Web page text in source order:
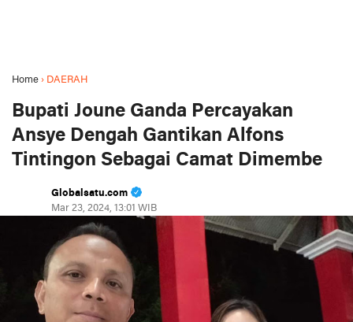
Home › DAERAH
Bupati Joune Ganda Percayakan
Ansye Dengah Gantikan Alfons
Tintingon Sebagai Camat Dimembe
Globalsatu.com
Mar 23, 2024, 13:01 WIB